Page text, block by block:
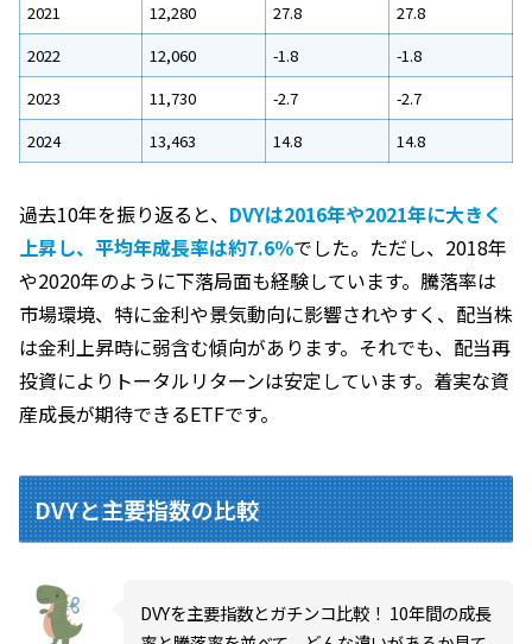
2021
12,280 27.8
27.8
2022
12,060 -1.8
-1.8
2023
11,730 -2.7
-2.7
2024
13,463 14.8 14.8
過去10年を振り返ると、 DVYは2016年や2021年に大きく
上昇し、平均年成長率は約7.6％でした。ただし、2018年
や2020年のように下落局面も経験しています。騰落率は
市場環境、特に金利や景気動向に影響されやすく、配当株
は金利上昇時に弱含む傾向があります。それでも、配当再
投資によりトータルリターンは安定しています。着実な資
産成長が期待できるETFです。
DVYと主要指数の比較
DVYを主要指数とガチンコ比較！ 10年間の成長